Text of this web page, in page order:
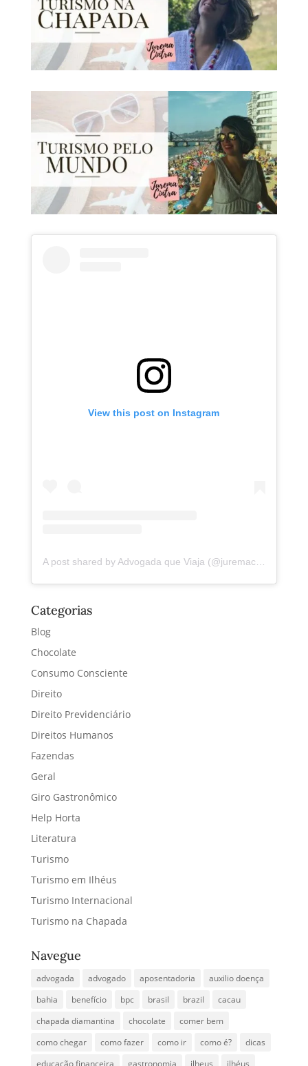
View this post on Instagram
A post shared by Advogada que Viaja (@juremacintra)
Categorias
Blog
Chocolate
Consumo Consciente
Direito
Direito Previdenciário
Direitos Humanos
Fazendas
Geral
Giro Gastronômico
Help Horta
Literatura
Turismo
Turismo em Ilhéus
Turismo Internacional
Turismo na Chapada
Navegue
advogada advogado aposentadoria
auxilio doença
bahia
benefício bpc brasil brazil
cacau
chapada diamantina
chocolate
comer bem
como chegar
como fazer como ir como é?
dicas
educação financeira
gastronomia ilheus ilhéus